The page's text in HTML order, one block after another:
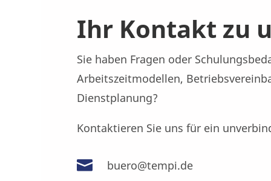
Ihr Kontakt zu
Sie haben Fragen oder
Arbeitszeitmodellen,
Dienstplanung?
Kontaktieren Sie uns für ein
 buero@tempi.de